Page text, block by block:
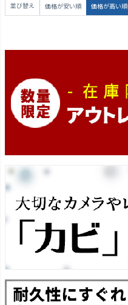
並び替え 価格が安い順 価格が高い順